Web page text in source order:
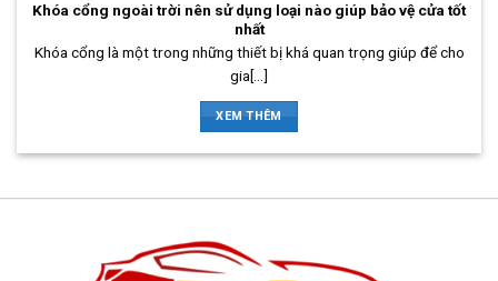
Khóa cổng ngoài trời nên sử dụng loại nào giúp bảo vệ cửa tốt
nhất
Khóa cổng là một trong những thiết bị khá quan trọng giúp để cho
gia[...]
XEM THÊM